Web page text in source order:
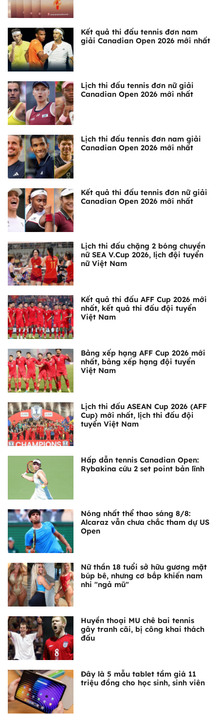
Kết quả thi đấu tennis đơn nam
giải Canadian Open 2026 mới nhất
Lịch thi đấu tennis đơn nữ giải
Canadian Open 2026 mới nhất
Lịch thi đấu tennis đơn nam giải
Canadian Open 2026 mới nhất
Kết quả thi đấu tennis đơn nữ giải
Canadian Open 2026 mới nhất
Lịch thi đấu chặng 2 bóng chuyền
nữ SEA V.Cup 2026, lịch đội tuyển
nữ Việt Nam
Kết quả thi đấu AFF Cup 2026 mới
nhất, kết quả thi đấu đội tuyển
Việt Nam
Bảng xếp hạng AFF Cup 2026 mới
nhất, bảng xếp hạng đội tuyển
Việt Nam
Lịch thi đấu ASEAN Cup 2026 (AFF
Cup) mới nhất, lịch thi đấu đội
tuyển Việt Nam
Hấp dẫn tennis Canadian Open:
Rybakina cứu 2 set point bản lĩnh
Nóng nhất thể thao sáng 8/8:
Alcaraz vẫn chưa chắc tham dự US
Open
Nữ thần 18 tuổi sở hữu gương mặt
búp bê, nhưng cơ bắp khiến nam
nhi "ngả mũ"
Huyền thoại MU chê bai tennis
gây tranh cãi, bị công khai thách
đấu
Đây là 5 mẫu tablet tầm giá 11
triệu đồng cho học sinh, sinh viên